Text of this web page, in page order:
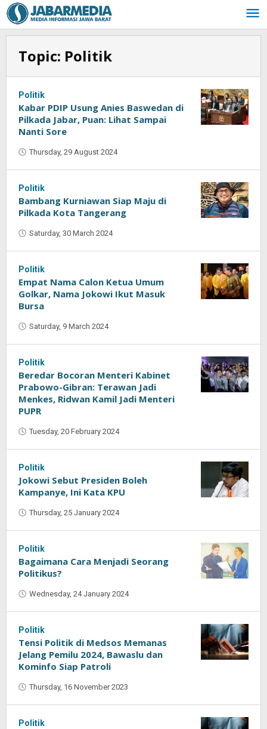
Skip
to
content
Topic: Politik
Politik
Kabar PDIP Usung Anies Baswedan di
Pilkada Jabar, Puan: Lihat Sampai
Nanti Sore
Thursday, 29 August 2024
Politik
Bambang Kurniawan Siap Maju di
Pilkada Kota Tangerang
Saturday, 30 March 2024
Politik
Empat Nama Calon Ketua Umum
Golkar, Nama Jokowi Ikut Masuk
Bursa
Saturday, 9 March 2024
Politik
Beredar Bocoran Menteri Kabinet
Prabowo-Gibran: Terawan Jadi
Menkes, Ridwan Kamil Jadi Menteri
PUPR
Tuesday, 20 February 2024
Politik
Jokowi Sebut Presiden Boleh
Kampanye, Ini Kata KPU
Thursday, 25 January 2024
Politik
Bagaimana Cara Menjadi Seorang
Politikus?
Wednesday, 24 January 2024
Politik
Tensi Politik di Medsos Memanas
Jelang Pemilu 2024, Bawaslu dan
Kominfo Siap Patroli
Thursday, 16 November 2023
Politik